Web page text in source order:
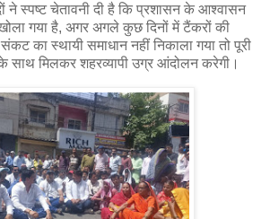
ने स्पष्ट चेतावनी दी है कि प्रशासन के आश्वासन
गया है, अगर अगले कुछ दिनों में टैंकरों की
का स्थायी समाधान नहीं निकाला गया तो पूरी
के साथ मिलकर शहरव्यापी उग्र आंदोलन करेगी।